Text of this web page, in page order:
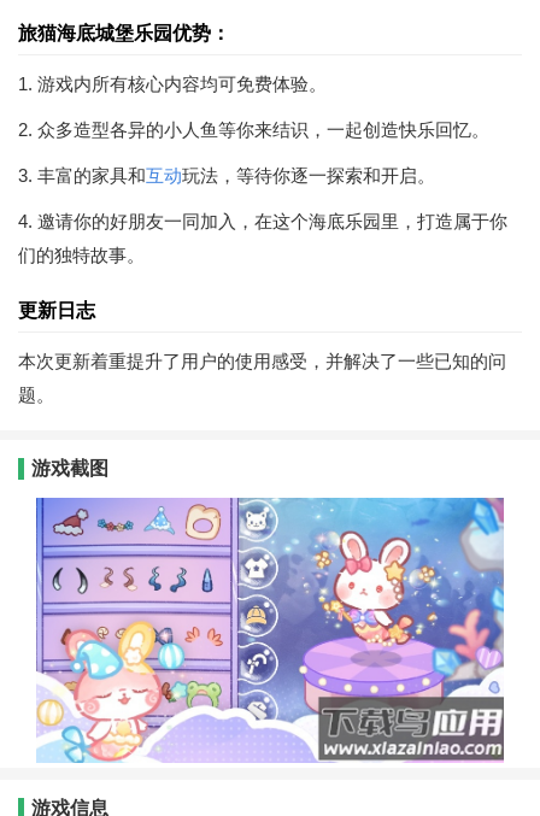
旅猫海底城堡乐园优势：
1. 游戏内所有核心内容均可免费体验。
2. 众多造型各异的小人鱼等你来结识，一起创造快乐回忆。
3. 丰富的家具和互动玩法，等待你逐一探索和开启。
4. 邀请你的好朋友一同加入，在这个海底乐园里，打造属于你
们的独特故事。
更新日志
本次更新着重提升了用户的使用感受，并解决了一些已知的问
题。
游戏截图
游戏信息